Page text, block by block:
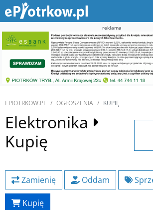
reklama
EPIOTRKOW.PL OGŁOSZENIA KUPIĘ
Elektronika
Kupię
Zamienię Oddam
Kupię